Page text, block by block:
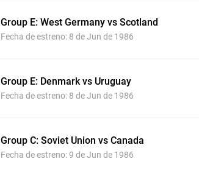
Group E: West Germany vs Scotland
Fecha de estreno: 8 de Jun de 1986
Group E: Denmark vs Uruguay
Fecha de estreno: 8 de Jun de 1986
Group C: Soviet Union vs Canada
Fecha de estreno: 9 de Jun de 1986